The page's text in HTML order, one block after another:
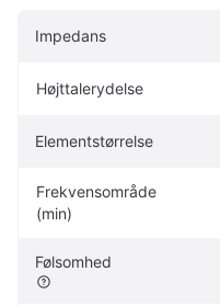
Impedans
Højttalerydelse
Elementstørrelse
Frekvensområde
(min)
Følsomhed